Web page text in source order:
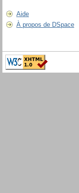
Aide
À propos de DSpace